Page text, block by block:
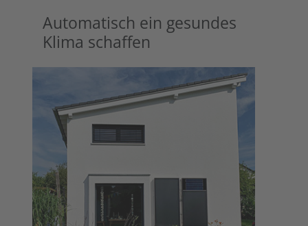
Automatisch ein gesundes
Klima schaffen